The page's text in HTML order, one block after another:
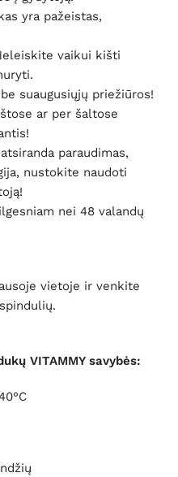
yra pažeistas,
vaikui kišti
be suaugusiųjų priežiūros!
ar per šaltose
paraudimas,
nustokite naudoti
nei 48 valandų
vietoje ir venkite
VITAMMY savybės: